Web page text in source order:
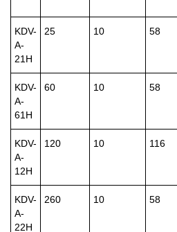
KDV-
A-
21H
25 10 58
KDV-
A-
61H
60 10 58
KDV-
A-
12H
120 10 116
KDV-
A-
22H
260 10 58